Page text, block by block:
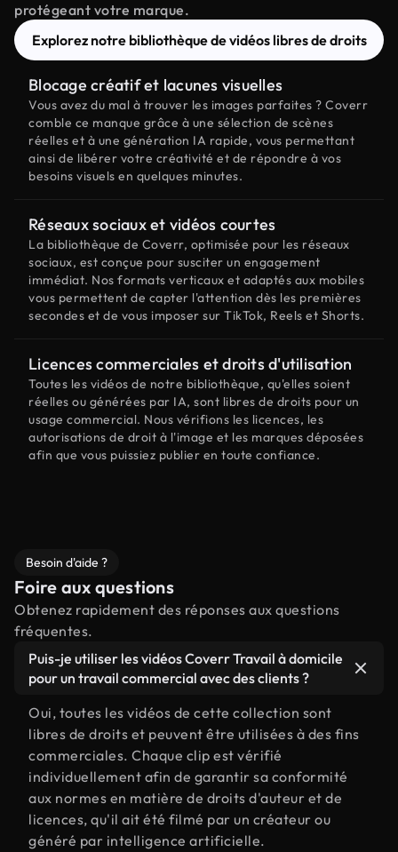
protégeant votre marque.
Explorez notre bibliothèque de vidéos libres de droits
Blocage créatif et lacunes visuelles
Vous avez du mal à trouver les images parfaites ? Coverr
comble ce manque grâce à une sélection de scènes
réelles et à une génération IA rapide, vous permettant
ainsi de libérer votre créativité et de répondre à vos
besoins visuels en quelques minutes.
Réseaux sociaux et vidéos courtes
La bibliothèque de Coverr, optimisée pour les réseaux
sociaux, est conçue pour susciter un engagement
immédiat. Nos formats verticaux et adaptés aux mobiles
vous permettent de capter l'attention dès les premières
secondes et de vous imposer sur TikTok, Reels et Shorts.
Licences commerciales et droits d'utilisation
Toutes les vidéos de notre bibliothèque, qu'elles soient
réelles ou générées par IA, sont libres de droits pour un
usage commercial. Nous vérifions les licences, les
autorisations de droit à l'image et les marques déposées
afin que vous puissiez publier en toute confiance.
Besoin d'aide ?
Foire aux questions
Obtenez rapidement des réponses aux questions
fréquentes.
Puis-je utiliser les vidéos Coverr Travail à domicile
pour un travail commercial avec des clients ?
Oui, toutes les vidéos de cette collection sont
libres de droits et peuvent être utilisées à des fins
commerciales. Chaque clip est vérifié
individuellement afin de garantir sa conformité
aux normes en matière de droits d'auteur et de
licences, qu'il ait été filmé par un créateur ou
généré par intelligence artificielle.